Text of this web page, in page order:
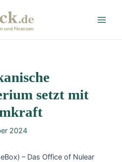
und Finanzen
setzt mit
2024
– Das Office of Nulear